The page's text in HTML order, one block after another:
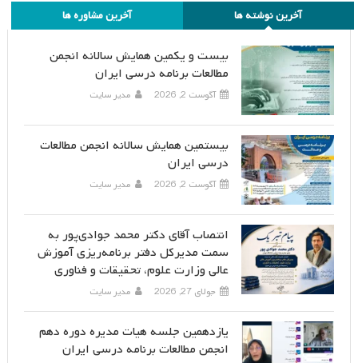
آخرین نوشته ها آخرین مشاوره ها
بیست و یکمین همایش سالانه انجمن
مطالعات برنامه درسی ایران
آگوست 2, 2026 مدیر سایت
بیستمین همایش سالانه انجمن مطالعات
درسی ایران
آگوست 2, 2026 مدیر سایت
انتصاب آقای دکتر محمد جوادی‌پور به
سمت مدیرکل دفتر برنامه‌ریزی آموزش
عالی وزارت علوم، تحقیقات و فناوری
جولای 27, 2026 مدیر سایت
یازدهمین جلسه هیات مدیره دوره دهم
انجمن مطالعات برنامه درسی ایران